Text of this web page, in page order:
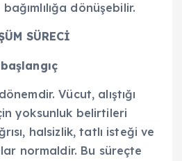
dönüşebilir.
SÜRECİ
Vücut, alıştığı
yoksunluk belirtileri
halsizlik, tatlı isteği ve
normaldir. Bu süreçte